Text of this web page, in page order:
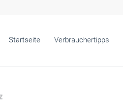
Startseite Verbrauchertipps